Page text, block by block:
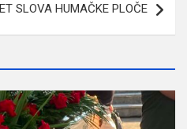
SLOVA HUMAČKE PLOČE